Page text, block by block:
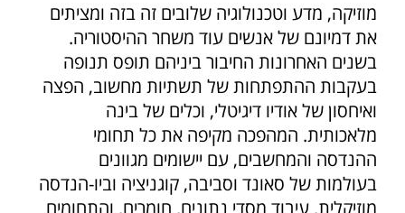
מוזיקה, מדע וטכנולוגיה שלובים זה בזה ומציתים
את דמיונם של אנשים עוד משחר ההיסטוריה.
בשנים האחרונות החיבור ביניהם תופס תנופה
בעקבות ההתפתחות של תשתיות מחשוב, הפצה
ואיחסון של אודיו דיגיטלי, וכלים של בינה
מלאכותית. המהפכה מקיפה את כל תחומי
ההנדסה והמחשבים, עם יישומים מגוונים
בעולמות של סאונד וסביבה, קוגניציה וביו-הנדסה